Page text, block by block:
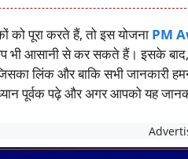
को पूरा करते हैं, तो इस योजना PM
आसानी से कर सकते हैं। इसके बाद,
लिंक और बाकि सभी जानकारी
पूर्वक पढ़े और अगर आपको यह